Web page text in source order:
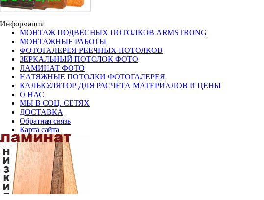
Информация
МОНТАЖ ПОДВЕСНЫХ ПОТОЛКОВ ARMSTRONG
МОНТАЖНЫЕ РАБОТЫ
ФОТОГАЛЕРЕЯ РЕЕЧНЫХ ПОТОЛКОВ
ЗЕРКАЛЬНЫЙ ПОТОЛОК ФОТО
ЛАМИНАТ ФОТО
НАТЯЖНЫЕ ПОТОЛКИ ФОТОГАЛЕРЕЯ
КАЛЬКУЛЯТОР ДЛЯ РАСЧЕТА МАТЕРИАЛОВ И ЦЕНЫ
О НАС
МЫ В СОЦ. СЕТЯХ
ДОСТАВКА
Обратная связь
Карта сайта